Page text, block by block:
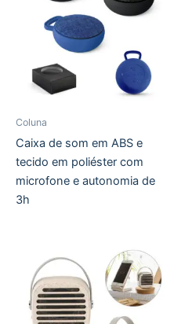
Coluna
Caixa de som em ABS e
tecido em poliéster com
microfone e autonomia de
3h